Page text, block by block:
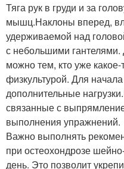
Тяга рук в груди и за
мышц.Наклоны вперед,
удерживаемой над
с небольшими гантелями.
можно тем, кто уже
физкультурой. Для
дополнительные
связанные с
выполнения упражнений.
Важно выполнять
при остеохондрозе
день. Это позволит